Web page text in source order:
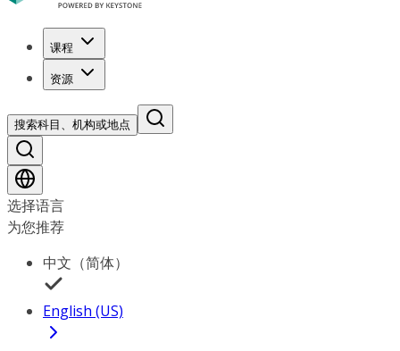
课程
资源
搜索科目、机构或地点
选择语言
为您推荐
中文（简体）
English (US)